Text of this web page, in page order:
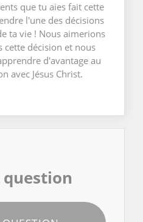
que tu aies fait cette
l'une des décisions
ta vie ! Nous aimerions
cette décision et nous
d'avantage au
avec Jésus Christ.
question